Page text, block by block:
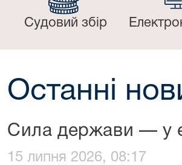
Судовий збір
Останні
Сила держави — у
15 липня 2026, 08:17